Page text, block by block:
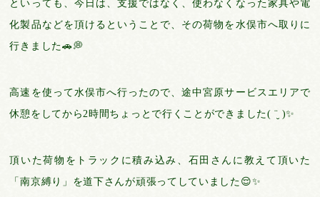
といっても、今日は、支援ではなく、使わなくなった家具や電
化製品などを頂けるということで、その荷物を水俣市へ取りに
行きました🚗💭
高速を使って水俣市へ行ったので、途中宮原サービスエリアで
休憩をしてから2時間ちょっとで行くことができました( ¨̮ )✨
頂いた荷物をトラックに積み込み、石田さんに教えて頂いた
「南京縛り」を道下さんが頑張ってしていました😌✨